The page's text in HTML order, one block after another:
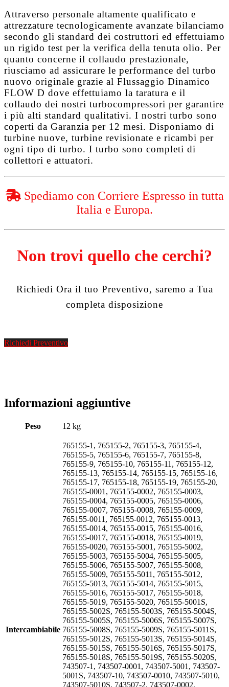
Attraverso personale altamente qualificato e
attrezzature tecnologicamente avanzate bilanciamo
secondo gli standard dei costruttori ed effettuiamo
un rigido test per la verifica della tenuta olio. Per
quanto concerne il collaudo prestazionale,
riusciamo ad assicurare le performance del turbo
nuovo originale grazie al Flussaggio Dinamico
FLOW D dove effettuiamo la taratura e il
collaudo dei nostri turbocompressori per garantire
i più alti standard qualitativi. I nostri turbo sono
coperti da Garanzia per 12 mesi. Disponiamo di
turbine nuove, turbine revisionate e ricambi per
ogni tipo di turbo. I turbo sono completi di
collettori e attuatori.
Spediamo con Corriere Espresso in tutta
Italia e Europa.
Non trovi quello che cerchi?
Richiedi Ora il tuo Preventivo, saremo a Tua
completa disposizione
Richiedi Preventivo
Informazioni aggiuntive
Peso 12 kg
Intercambiabile
765155-1, 765155-2, 765155-3, 765155-4,
765155-5, 765155-6, 765155-7, 765155-8,
765155-9, 765155-10, 765155-11, 765155-12,
765155-13, 765155-14, 765155-15, 765155-16,
765155-17, 765155-18, 765155-19, 765155-20,
765155-0001, 765155-0002, 765155-0003,
765155-0004, 765155-0005, 765155-0006,
765155-0007, 765155-0008, 765155-0009,
765155-0011, 765155-0012, 765155-0013,
765155-0014, 765155-0015, 765155-0016,
765155-0017, 765155-0018, 765155-0019,
765155-0020, 765155-5001, 765155-5002,
765155-5003, 765155-5004, 765155-5005,
765155-5006, 765155-5007, 765155-5008,
765155-5009, 765155-5011, 765155-5012,
765155-5013, 765155-5014, 765155-5015,
765155-5016, 765155-5017, 765155-5018,
765155-5019, 765155-5020, 765155-5001S,
765155-5002S, 765155-5003S, 765155-5004S,
765155-5005S, 765155-5006S, 765155-5007S,
765155-5008S, 765155-5009S, 765155-5011S,
765155-5012S, 765155-5013S, 765155-5014S,
765155-5015S, 765155-5016S, 765155-5017S,
765155-5018S, 765155-5019S, 765155-5020S,
743507-1, 743507-0001, 743507-5001, 743507-
5001S, 743507-10, 743507-0010, 743507-5010,
743507-5010S, 743507-2, 743507-0002,